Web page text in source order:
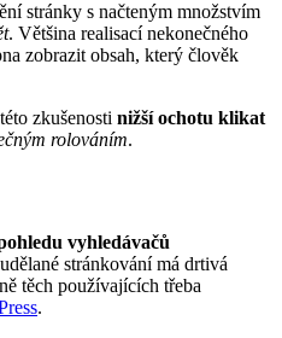
stránky s načteným množstvím
. Většina realisací nekonečného
zobrazit obsah, který člověk
zkušenosti nižší ochotu klikat
rolováním.
vyhledávačů
stránkování má drtivá
těch používajících třeba
.